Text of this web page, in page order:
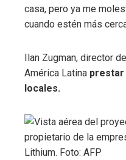
casa, pero ya me
cuando estén más
Ilan Zugman, director
América Latina prestar
locales.